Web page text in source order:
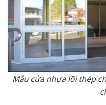
Mẫu cửa nhựa lõi thép